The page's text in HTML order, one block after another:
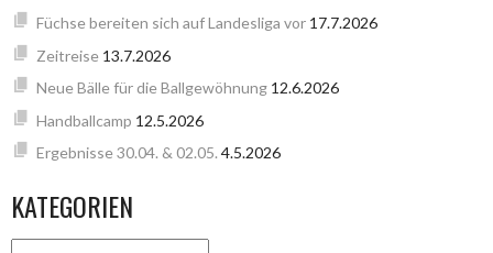
Füchse bereiten sich auf Landesliga vor 17.7.2026
Zeitreise 13.7.2026
Neue Bälle für die Ballgewöhnung 12.6.2026
Handballcamp 12.5.2026
Ergebnisse 30.04. & 02.05. 4.5.2026
KATEGORIEN